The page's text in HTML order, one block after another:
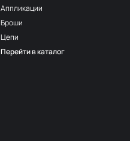
Аппликации
Броши
Цепи
Перейти в каталог